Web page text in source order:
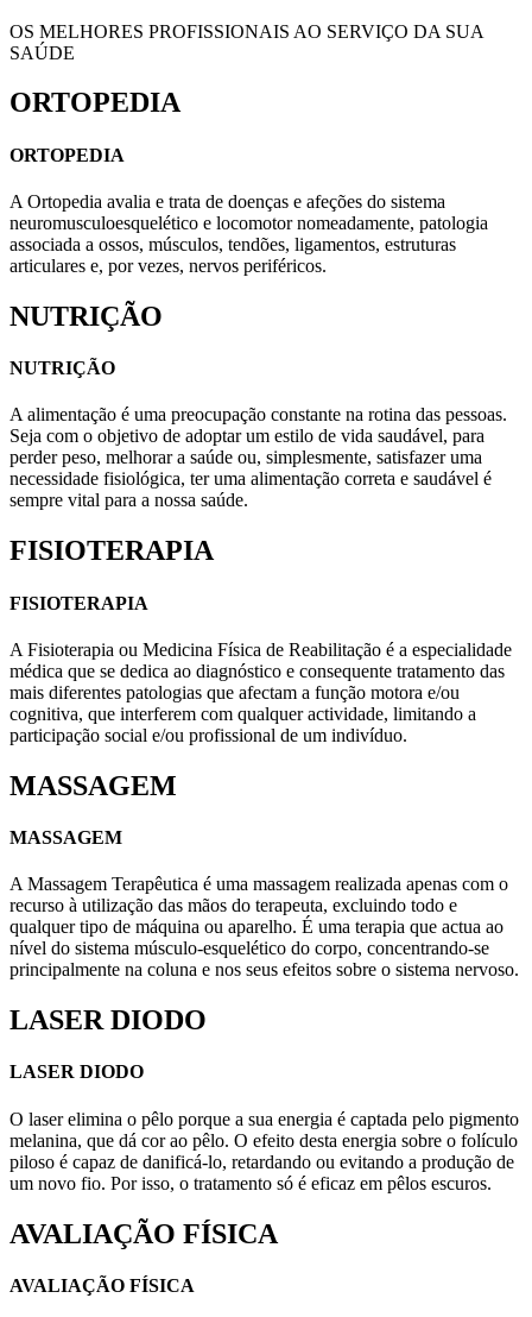
OS MELHORES PROFISSIONAIS AO SERVIÇO DA SUA
SAÚDE
ORTOPEDIA
ORTOPEDIA
A Ortopedia avalia e trata de doenças e afeções do sistema
neuromusculoesquelético e locomotor nomeadamente, patologia
associada a ossos, músculos, tendões, ligamentos, estruturas
articulares e, por vezes, nervos periféricos.
NUTRIÇÃO
NUTRIÇÃO
A alimentação é uma preocupação constante na rotina das pessoas.
Seja com o objetivo de adoptar um estilo de vida saudável, para
perder peso, melhorar a saúde ou, simplesmente, satisfazer uma
necessidade fisiológica, ter uma alimentação correta e saudável é
sempre vital para a nossa saúde.
FISIOTERAPIA
FISIOTERAPIA
A Fisioterapia ou Medicina Física de Reabilitação é a especialidade
médica que se dedica ao diagnóstico e consequente tratamento das
mais diferentes patologias que afectam a função motora e/ou
cognitiva, que interferem com qualquer actividade, limitando a
participação social e/ou profissional de um indivíduo.
MASSAGEM
MASSAGEM
A Massagem Terapêutica é uma massagem realizada apenas com o
recurso à utilização das mãos do terapeuta, excluindo todo e
qualquer tipo de máquina ou aparelho. É uma terapia que actua ao
nível do sistema músculo-esquelético do corpo, concentrando-se
principalmente na coluna e nos seus efeitos sobre o sistema nervoso.
LASER DIODO
LASER DIODO
O laser elimina o pêlo porque a sua energia é captada pelo pigmento
melanina, que dá cor ao pêlo. O efeito desta energia sobre o folículo
piloso é capaz de danificá-lo, retardando ou evitando a produção de
um novo fio. Por isso, o tratamento só é eficaz em pêlos escuros.
AVALIAÇÃO FÍSICA
AVALIAÇÃO FÍSICA